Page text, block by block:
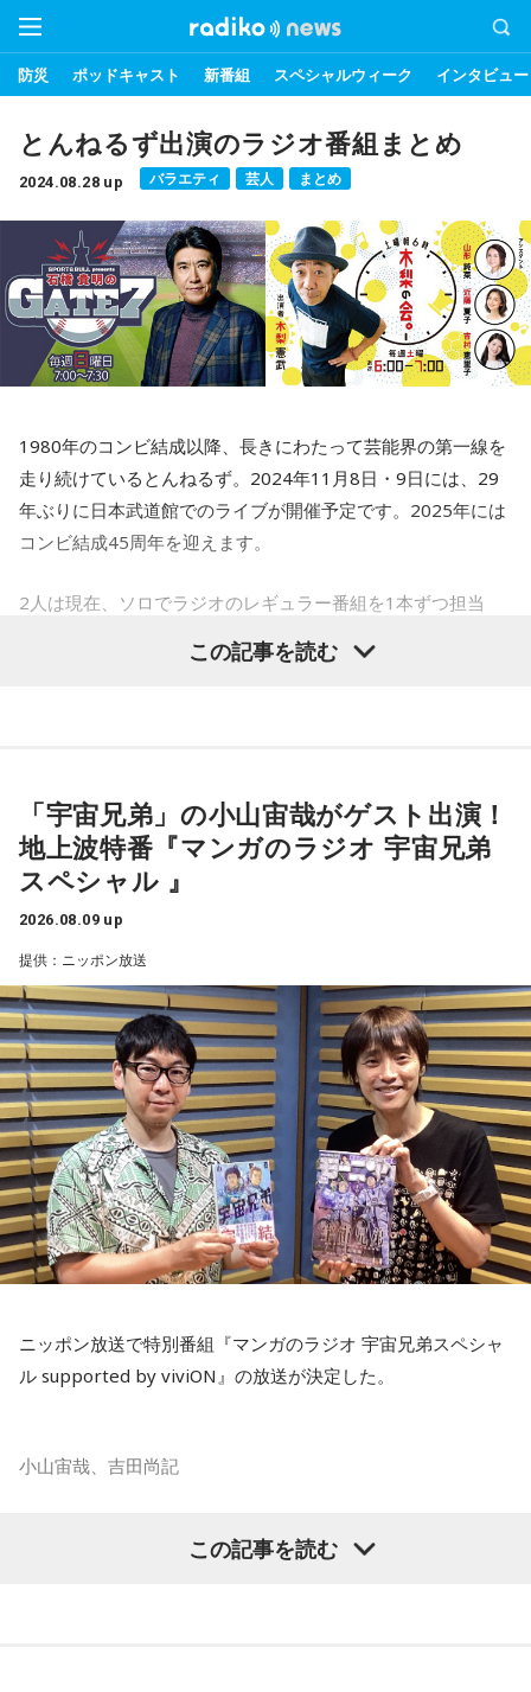
防災 ポッドキャスト 新番組 スペシャルウィーク インタビュー
とんねるず出演のラジオ番組まとめ
2024.08.28 up バラエティ 芸人 まとめ
1980年のコンビ結成以降、長きにわたって芸能界の第一線を
走り続けているとんねるず。2024年11月8日・9日には、29
年ぶりに日本武道館でのライブが開催予定です。2025年には
コンビ結成45周年を迎えます。
2人は現在、ソロでラジオのレギュラー番組を1本ずつ担当
中。今回は、石橋貴明さんの番組『SPORTS BULL presents
石橋貴明のGATE7』、木梨憲武さんの番組『土曜朝6時 木梨
この記事を読む
「宇宙兄弟」の小山宙哉がゲスト出演！
地上波特番『マンガのラジオ 宇宙兄弟
スペシャル 』
2026.08.09 up
提供：ニッポン放送
ニッポン放送で特別番組『マンガのラジオ 宇宙兄弟スペシャ
ル supported by viviON』の放送が決定した。
小山宙哉、吉田尚記
パーソナリティを務め、漫画にまつわるゲストを迎えるポッ
この記事を読む